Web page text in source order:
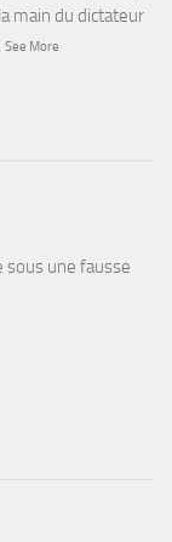
main du dictateur
See More
sous une fausse